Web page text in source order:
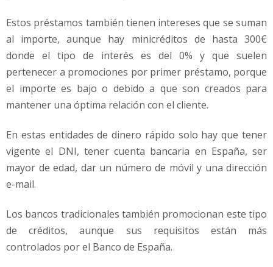
Estos préstamos también tienen intereses que se suman
al importe, aunque hay minicréditos de hasta 300€
donde el tipo de interés es del 0% y que suelen
pertenecer a promociones por primer préstamo, porque
el importe es bajo o debido a que son creados para
mantener una óptima relación con el cliente.
En estas entidades de dinero rápido solo hay que tener
vigente el DNI, tener cuenta bancaria en España, ser
mayor de edad, dar un número de móvil y una dirección
e-mail.
Los bancos tradicionales también promocionan este tipo
de créditos, aunque sus requisitos están más
controlados por el Banco de España.